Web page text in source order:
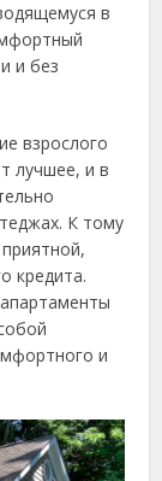
в
и без
взрослого
лучшее, и в
К тому
кредита.
и